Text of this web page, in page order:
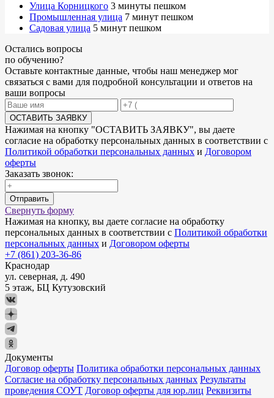
Улица Корницкого 3 минуты пешком
Промышленная улица 7 минут пешком
Садовая улица 5 минут пешком
Остались вопросы
по обучению?
Оставьте контактные данные, чтобы наш менеджер мог
связаться с вами для подробной консультации и ответов на
ваши вопросы
ОСТАВИТЬ ЗАЯВКУ
Нажимая на кнопку "ОСТАВИТЬ ЗАЯВКУ", вы даете
согласие на обработку персональных данных в соответствии с
Политикой обработки персональных данных и Договором
оферты
Заказать звонок:
Отправить
Свернуть форму
Нажимая на кнопку, вы даете согласие на обработку
персональных данных в соответствии с Политикой обработки
персональных данных и Договором оферты
+7 (861) 203-36-86
Краснодар
ул. северная, д. 490
5 этаж, БЦ Кутузовский
Документы
Договор оферты Политика обработки персональных данных
Согласие на обработку персональных данных Результаты
проведения СОУТ Договор оферты для юр.лиц Реквизиты